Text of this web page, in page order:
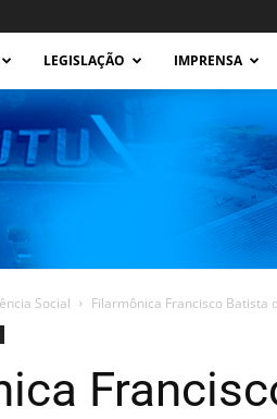
LEGISLAÇÃO IMPRENSA
Social Filarmônica Francisco Batista